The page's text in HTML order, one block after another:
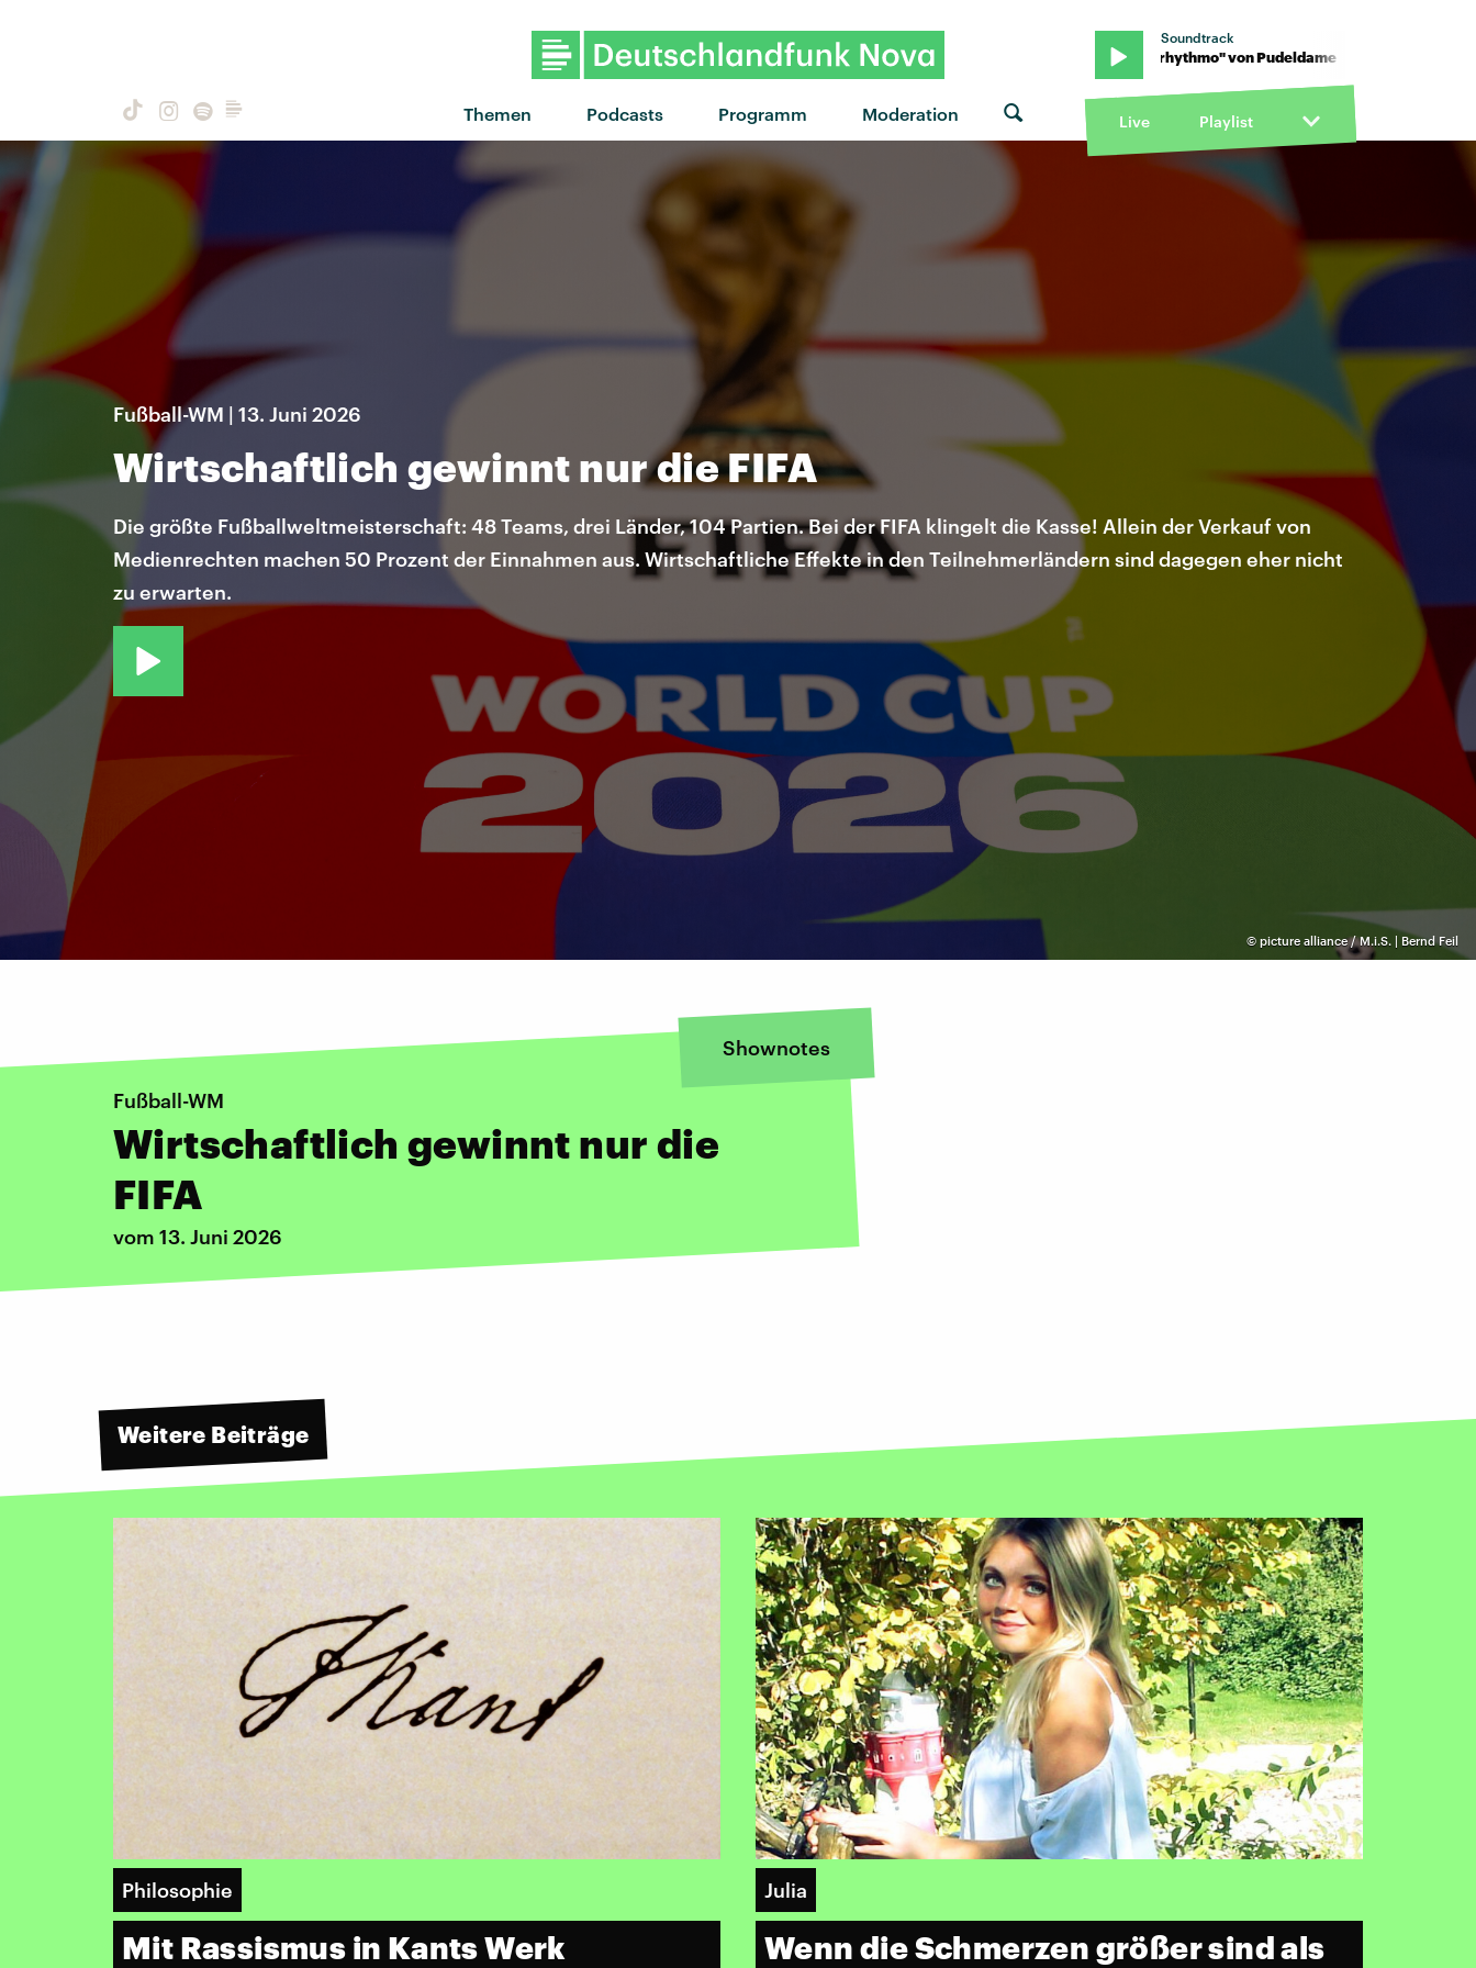
Themen Podcasts Programm Moderation
Soundtrack
"Algorhythmo" von Pudeldame · "Algorhythmo" von Pudeldame · "Algorhythmo" von
Live Playlist
© picture alliance / M.i.S. | Bernd Feil
Fußball-WM | 13. Juni 2026
Wirtschaftlich gewinnt nur die FIFA
Die größte Fußballweltmeisterschaft: 48 Teams, drei Länder, 104 Partien. Bei der FIFA klingelt die Kasse! Allein der Verkauf von
Medienrechten machen 50 Prozent der Einnahmen aus. Wirtschaftliche Effekte in den Teilnehmerländern sind dagegen eher nicht
zu erwarten.
Shownotes
Fußball-WM
Wirtschaftlich gewinnt nur die
FIFA
vom 13. Juni 2026
Weitere Beiträge
Philosophie
Mit Rassismus in Kants Werk
Julia
Wenn die Schmerzen größer sind als